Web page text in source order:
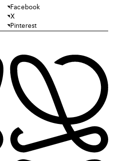
Facebook
X
Pinterest